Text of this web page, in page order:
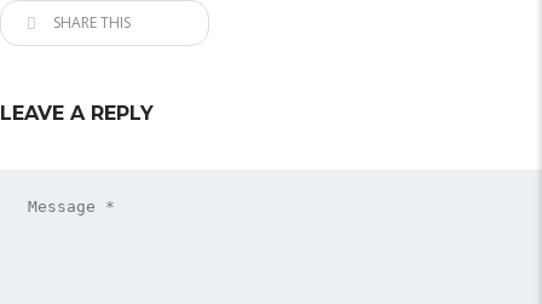
SHARE THIS
LEAVE A REPLY